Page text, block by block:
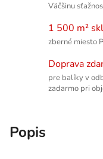
Väčšinu
1 500 m²
zberné miesto
Doprava
pre balíky v
zadarmo pri
Popis